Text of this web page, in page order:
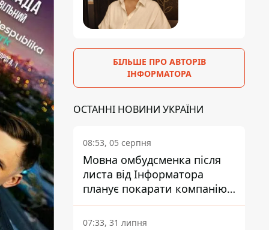
БІЛЬШЕ ПРО АВТОРІВ
ІНФОРМАТОРА
ОСТАННІ НОВИНИ УКРАЇНИ
08:53, 05 серпня
Мовна омбудсменка після
листа від Інформатора
планує покарати компанію-
підрядника ПриватБанку
07:33, 31 липня